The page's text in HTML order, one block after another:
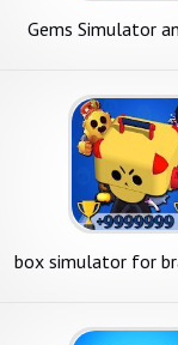
Gems Simulator
box simulator for